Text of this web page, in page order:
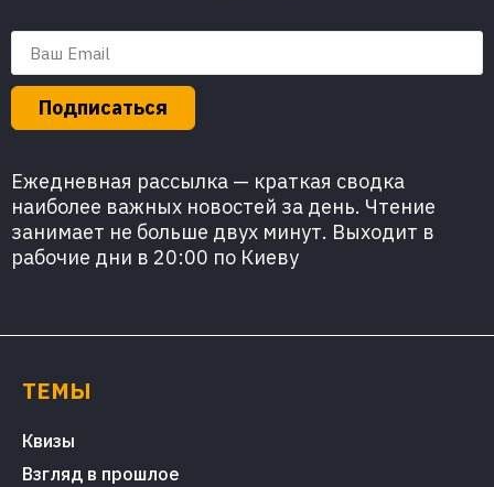
Подписаться
Ежедневная рассылка — краткая сводка
наиболее важных новостей за день. Чтение
занимает не больше двух минут. Выходит в
рабочие дни в 20:00 по Киеву
ТЕМЫ
Квизы
Взгляд в прошлое